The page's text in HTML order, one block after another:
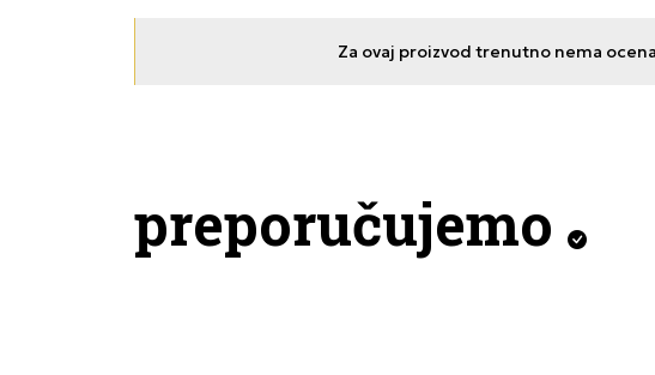
Za ovaj proizvod trenutno nema
preporučujemo